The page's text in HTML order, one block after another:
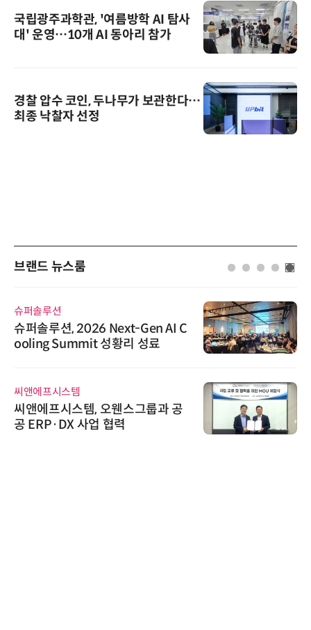
국립광주과학관, '여름방학 AI 탐사
대' 운영…10개 AI 동아리 참가
경찰 압수 코인, 두나무가 보관한다…
최종 낙찰자 선정
브랜드 뉴스룸
슈퍼솔루션
슈퍼솔루션, 2026 Next-Gen AI C
ooling Summit 성황리 성료
씨앤에프시스템
씨앤에프시스템, 오웬스그룹과 공
공 ERP·DX 사업 협력